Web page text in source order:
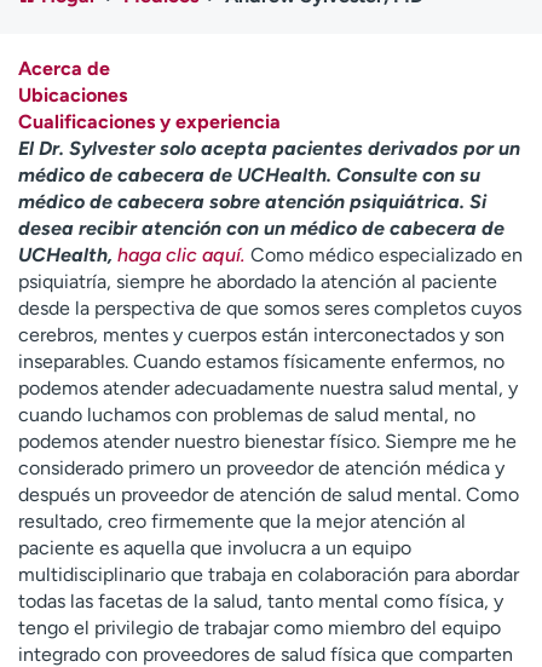
Ready. Set. CO.
Ensayos clínicos
Atención a medios de
comunicación
Contáctenos Noticias e historias
A
y
ú
d
a
m
e
a
e
n
c
o
n
t
r
a
r
Acerca de
Ubicaciones
Cualificaciones y experiencia
El Dr. Sylvester solo acepta pacientes derivados por un
médico de cabecera de UCHealth. Consulte con su
médico de cabecera sobre atención psiquiátrica. Si
desea recibir atención con un médico de cabecera de
UCHealth, haga clic aquí. Como médico especializado en
psiquiatría, siempre he abordado la atención al paciente
desde la perspectiva de que somos seres completos cuyos
cerebros, mentes y cuerpos están interconectados y son
inseparables. Cuando estamos físicamente enfermos, no
podemos atender adecuadamente nuestra salud mental, y
cuando luchamos con problemas de salud mental, no
podemos atender nuestro bienestar físico. Siempre me he
considerado primero un proveedor de atención médica y
después un proveedor de atención de salud mental. Como
resultado, creo firmemente que la mejor atención al
paciente es aquella que involucra a un equipo
multidisciplinario que trabaja en colaboración para abordar
todas las facetas de la salud, tanto mental como física, y
tengo el privilegio de trabajar como miembro del equipo
integrado con proveedores de salud física que comparten